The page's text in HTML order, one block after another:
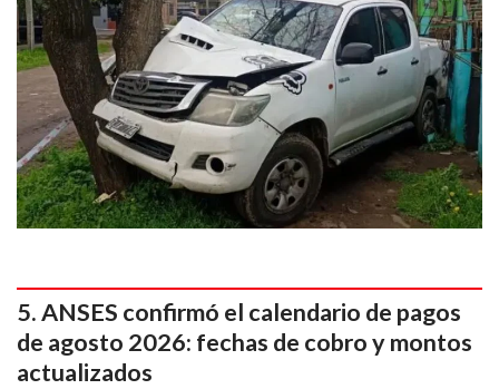
ANSES confirmó el calendario de pagos
de agosto 2026: fechas de cobro y montos
actualizados